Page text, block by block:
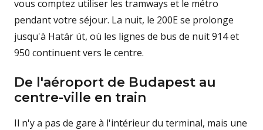
vous comptez utiliser les tramways et le métro
pendant votre séjour. La nuit, le 200E se prolonge
jusqu'à Határ út, où les lignes de bus de nuit 914 et
950 continuent vers le centre.
De l'aéroport de Budapest au
centre-ville en train
Il n'y a pas de gare à l'intérieur du terminal, mais une